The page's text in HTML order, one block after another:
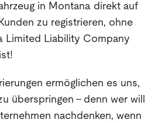
an einer Immobilie?
an einer Immobilie?
in Montana direkt auf
zu registrieren, ohne
Limited Liability Company
ermöglichen es uns,
überspringen - denn wer will
nachdenken, wenn